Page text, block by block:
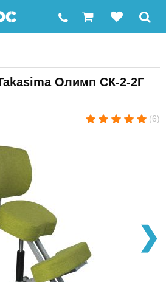
Олимп СК-2-2Г
(6)
❯